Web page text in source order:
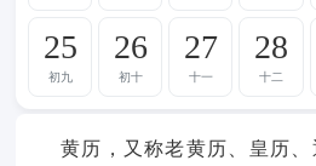
25
初九
26
初十
27
十一
28
十二
黄历，又称老黄历、皇历